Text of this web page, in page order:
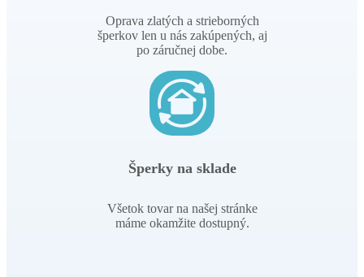
Šperky na sklade
máme okamžite dostupný.